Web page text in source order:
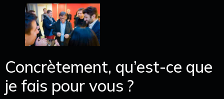
Concrètement, qu’est-ce que
je fais pour vous ?